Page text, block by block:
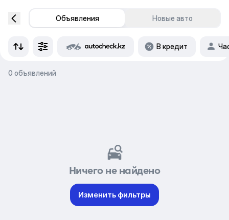
Объявления Новые авто
В кредит
0 объявлений
Ничего не найдено
Изменить фильтры